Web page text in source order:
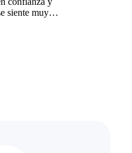
siente muy
de nuestra